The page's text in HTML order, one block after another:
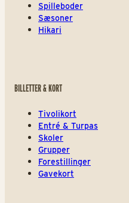
Spilleboder
Sæsoner
Hikari
BILLETTER & KORT
Tivolikort
Entré & Turpas
Skoler
Grupper
Forestillinger
Gavekort